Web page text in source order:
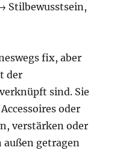
Stilbewusstsein,
fix, aber
der
sind. Sie
oder
verstärken oder
außen getragen